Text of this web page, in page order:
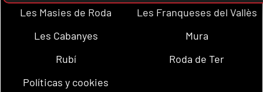
Les Masies de Roda
Les Franqueses del Vallès
Les Cabanyes
Mura
Rubí
Roda de Ter
Políticas y cookies